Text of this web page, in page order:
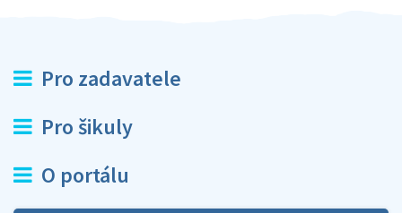
Pro zadavatele
Pro šikuly
O portálu